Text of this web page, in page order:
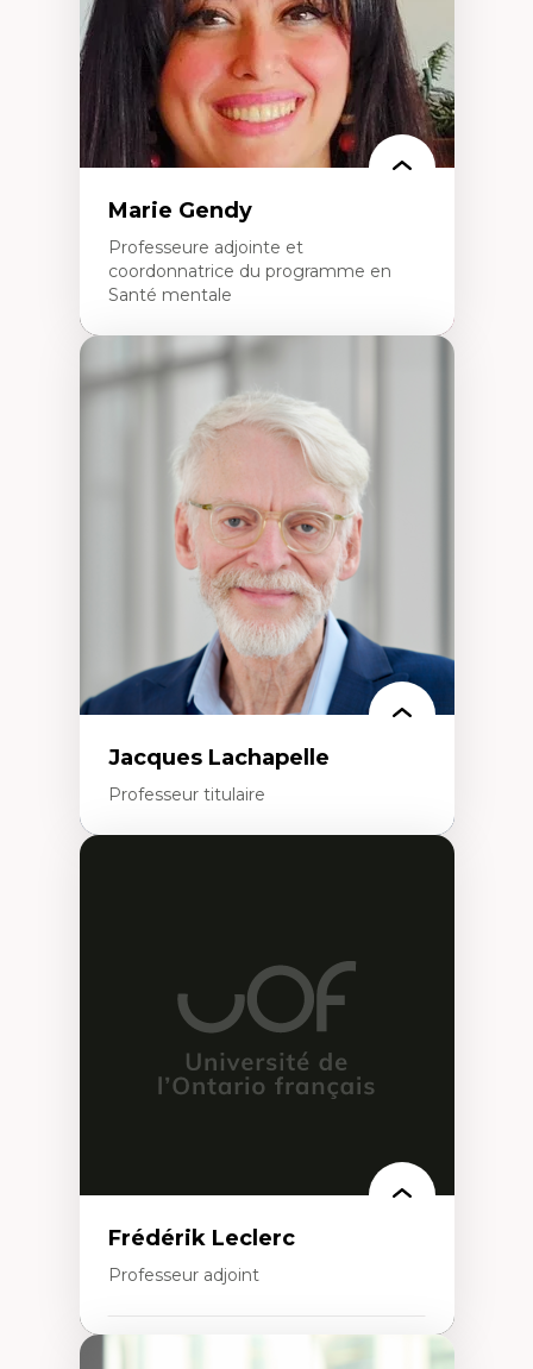
technologies numériques
Résistances et droits numériques
Internet des objets
Métavers
Problématiques relatives à l’intelligence
artificielle, l’apprentissage machine et les
hautes technologies
Féminismes et nouvelles technologies
Marie Gendy
Professeure adjointe et
coordonnatrice du programme en
Santé mentale
Expertises
Neuropsychiatrie et neurosciences
Direction d'essais cliniques
Analyse des politiques et pratiques en santé
mentale
Développement de protocoles d'essais
cliniques
Collaboration interfonctionnelle
Leadership en recherche clinique
Développement de cadres politiques
Collaboration avec des entreprises
pharmaceutiques
Rédaction de publications et de rapports
Enseignement et mentorat
Jacques Lachapelle
Professeur titulaire
l'environnement bâti
Conception de projet en milieu existant
Analyse critique en architecture et
enseignement du design architectural et
Frédérik Leclerc
Professeur adjoint